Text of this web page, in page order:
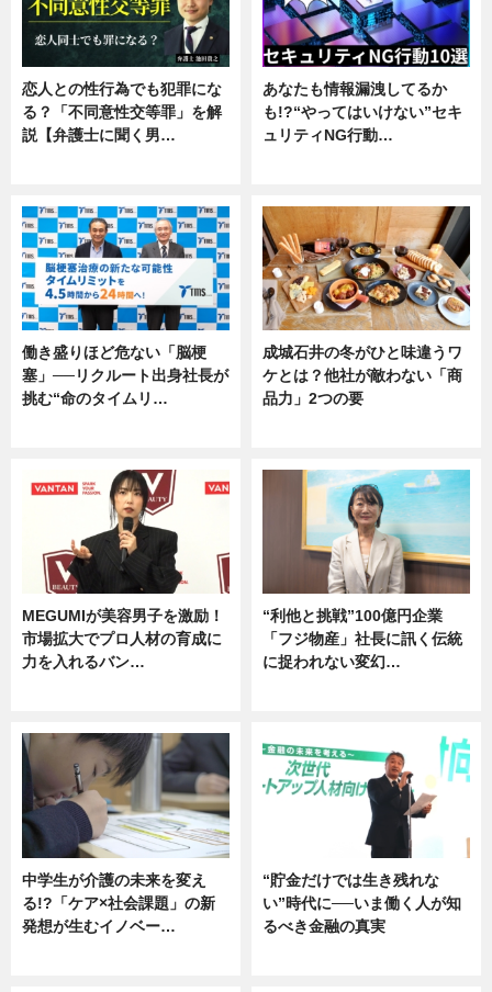
恋人との性行為でも犯罪にな
る？「不同意性交等罪」を解
説【弁護士に聞く男…
あなたも情報漏洩してるか
も!?“やってはいけない”セキ
ュリティNG行動…
働き盛りほど危ない「脳梗
塞」──リクルート出身社長が
挑む“命のタイムリ…
成城石井の冬がひと味違うワ
ケとは？他社が敵わない「商
品力」2つの要
MEGUMIが美容男子を激励！
市場拡大でプロ人材の育成に
力を入れるバン…
“利他と挑戦”100億円企業
「フジ物産」社長に訊く伝統
に捉われない変幻…
中学生が介護の未来を変え
る!?「ケア×社会課題」の新
発想が生むイノベー…
“貯金だけでは生き残れな
い”時代に──いま働く人が知
るべき金融の真実